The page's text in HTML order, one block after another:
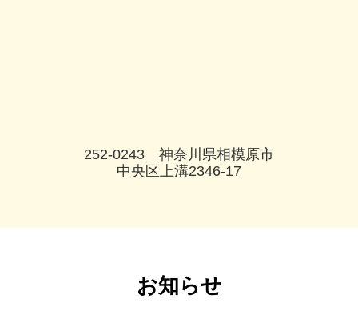
252-0243 神奈川県相模原市
中央区上溝2346-17
お知らせ